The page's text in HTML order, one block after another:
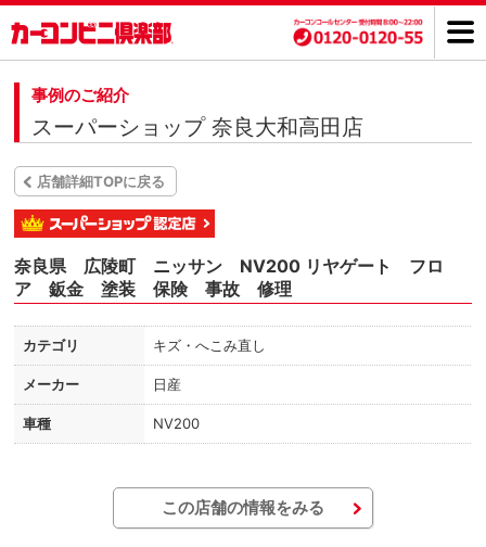
事例のご紹介
スーパーショップ 奈良大和高田店
店舗詳細TOPに戻る
奈良県 広陵町 ニッサン NV200 リヤゲート フロ
ア 鈑金 塗装 保険 事故 修理
カテゴリ キズ・へこみ直し
メーカー 日産
車種 NV200
この店舗の情報をみる